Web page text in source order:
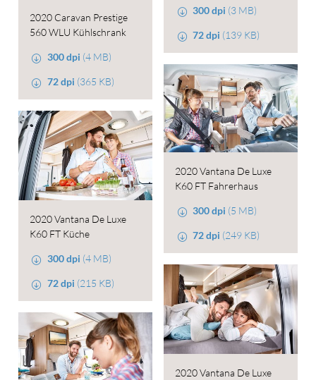
2020 Caravan Prestige
560 WLU Kühlschrank
300 dpi (4 MB)
72 dpi (365 KB)
300 dpi (3 MB)
72 dpi (139 KB)
2020 Vantana De Luxe
K60 FT Fahrerhaus
300 dpi (5 MB)
72 dpi (249 KB)
2020 Vantana De Luxe
K60 FT Küche
300 dpi (4 MB)
72 dpi (215 KB)
2020 Vantana De Luxe